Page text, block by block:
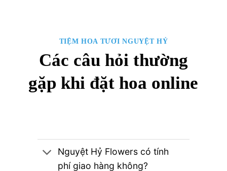
TIỆM HOA TƯƠI NGUYỆT HỶ
Các câu hỏi thường
gặp khi đặt hoa online
Nguyệt Hỷ Flowers có tính
phí giao hàng không?